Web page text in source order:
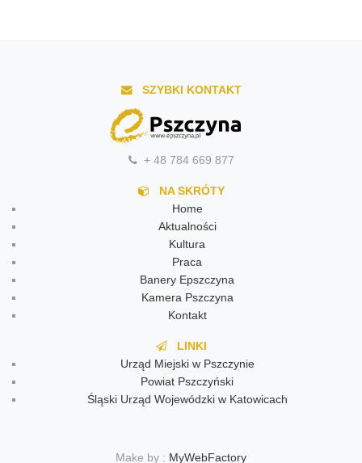
SZYBKI KONTAKT
+ 48 784 669 877
NA SKRÓTY
Home
Aktualności
Kultura
Praca
Banery Epszczyna
Kamera Pszczyna
Kontakt
LINKI
Urząd Miejski w Pszczynie
Powiat Pszczyński
Śląski Urząd Wojewódzki w Katowicach
Make by : MyWebFactory